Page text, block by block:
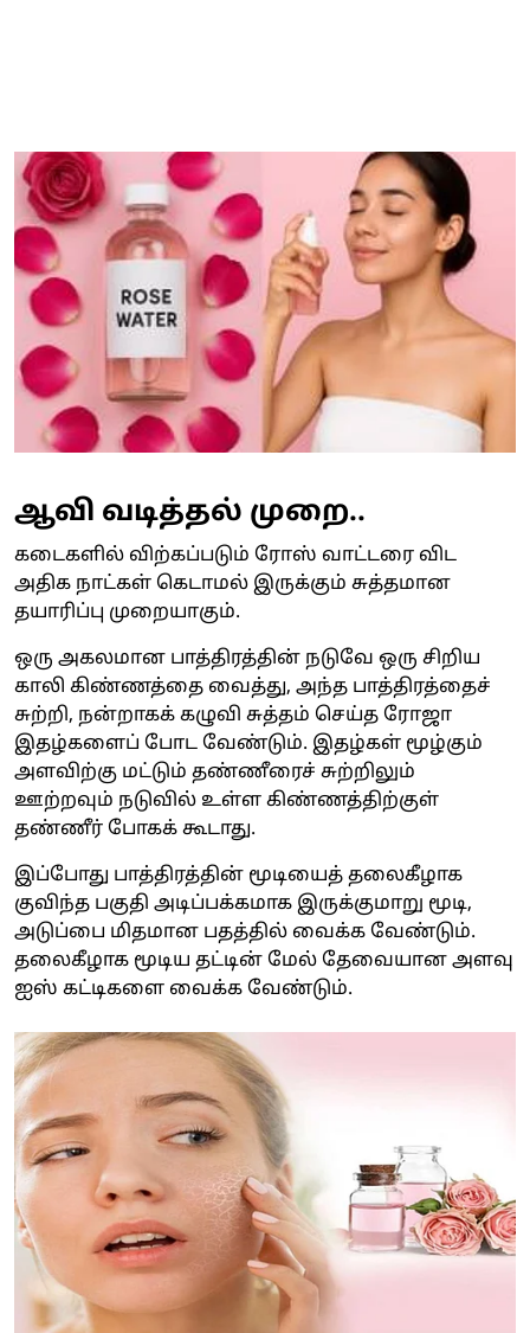
ஆவி வடித்தல் முறை..
கடைகளில் விற்கப்படும் ரோஸ் வாட்டரை விட
அதிக நாட்கள் கெடாமல் இருக்கும் சுத்தமான
தயாரிப்பு முறையாகும்.
ஒரு அகலமான பாத்திரத்தின் நடுவே ஒரு சிறிய
காலி கிண்ணத்தை வைத்து, அந்த பாத்திரத்தைச்
சுற்றி, நன்றாகக் கழுவி சுத்தம் செய்த ரோஜா
இதழ்களைப் போட வேண்டும். இதழ்கள் மூழ்கும்
அளவிற்கு மட்டும் தண்ணீரைச் சுற்றிலும்
ஊற்றவும் நடுவில் உள்ள கிண்ணத்திற்குள்
தண்ணீர் போகக் கூடாது.
இப்போது பாத்திரத்தின் மூடியைத் தலைகீழாக
குவிந்த பகுதி அடிப்பக்கமாக இருக்குமாறு மூடி,
அடுப்பை மிதமான பதத்தில் வைக்க வேண்டும்.
தலைகீழாக மூடிய தட்டின் மேல் தேவையான அளவு
ஐஸ் கட்டிகளை வைக்க வேண்டும்.